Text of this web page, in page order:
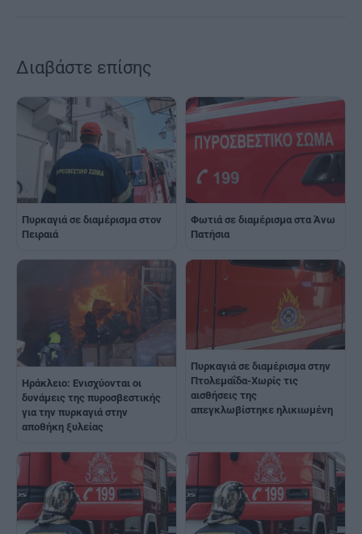
Διαβάστε επίσης
Πυρκαγιά σε διαμέρισμα στον
Πειραιά
Φωτιά σε διαμέρισμα στα Άνω
Πατήσια
Ηράκλειο: Ενισχύονται οι
δυνάμεις της πυροσβεστικής
για την πυρκαγιά στην
αποθήκη ξυλείας
Πυρκαγιά σε διαμέρισμα στην
Πτολεμαΐδα-Χωρίς τις
αισθήσεις της
απεγκλωβίστηκε ηλικιωμένη